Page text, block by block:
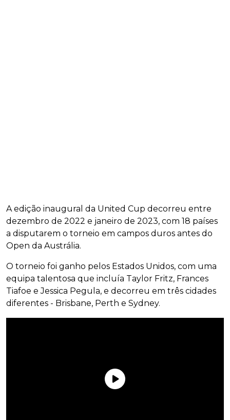
A edição inaugural da United Cup decorreu entre
dezembro de 2022 e janeiro de 2023, com 18 países
a disputarem o torneio em campos duros antes do
Open da Austrália.
O torneio foi ganho pelos Estados Unidos, com uma
equipa talentosa que incluía Taylor Fritz, Frances
Tiafoe e Jessica Pegula, e decorreu em três cidades
diferentes - Brisbane, Perth e Sydney.